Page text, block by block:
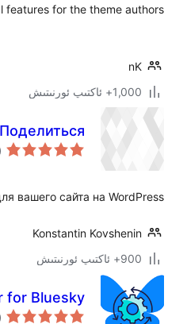
features for the theme authors.
nK
1,000+ ئاكتىپ ئورنىتىش
(8
вашего сайта на WordPress.
Konstantin Kovshenin
900+ ئاكتىپ ئورنىتىش
for Bluesky
(7